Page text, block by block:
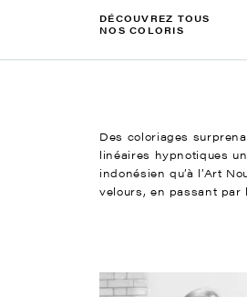
DÉCOUVREZ TOUS
NOS COLORIS
Des coloriages
linéaires hypnotiques
indonésien qu’à l’Art
velours, en passant par